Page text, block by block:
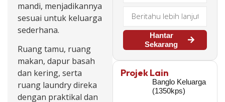
mandi, menjadikannya
sesuai untuk keluarga
sederhana.
Ruang tamu, ruang
makan, dapur basah
dan kering, serta
ruang laundry direka
dengan praktikal dan
Hantar
Sekarang
Projek Lain
Banglo Keluarga
(1350kps)